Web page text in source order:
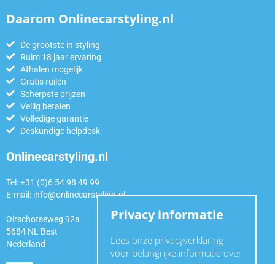
Daarom Onlinecarstyling.nl
De grootste in styling
Ruim 18 jaar ervaring
Afhalen mogelijk
Gratis ruilen
Scherpste prijzen
Veilig betalen
Volledige garantie
Deskundige helpdesk
Onlinecarstyling.nl
Tel: +31 (0)6 54 98 49 99
E-mail: info@onlinecarstyling.nl
Oirschotseweg 92a
5684 NL Best
Nederland
Privacy informatie
Lees onze privacyverklaring
voor belangrijke informatie over